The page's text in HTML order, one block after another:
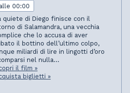
alle 00:00
quiete di Diego finisce con il
di Salamandra, una vecchia
che lo accusa di aver
il bottino dell’ultimo colpo,
miliardi di lire in lingotti d’oro
nel nulla...
il film »
biglietti »